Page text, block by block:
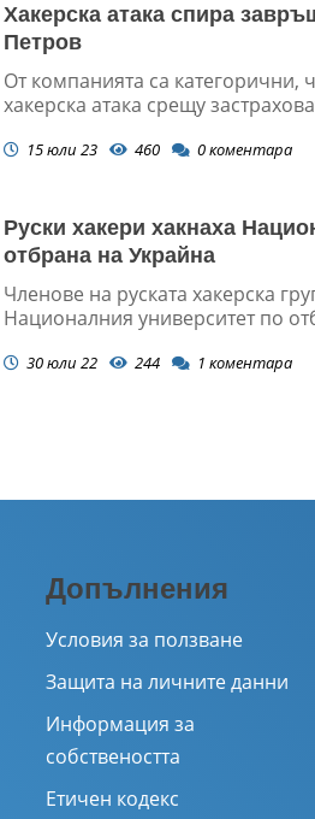
Хакерска атака спира
Петров
От компанията са
хакерска атака срещу
15 юли 23 460 0коментара
Руски хакери хакнаха
отбрана на Украйна
Членове на руската хакерска
Националния университет по
30 юли 22 244 1 коментара
Допълнения
Условия за ползване
Защита на личните данни
Информация за
собствеността
Етичен кодекс